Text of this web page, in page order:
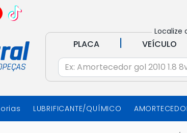
Localize
PLACA | VEÍCULO
LUBRIFICANTE/QUÍMICO